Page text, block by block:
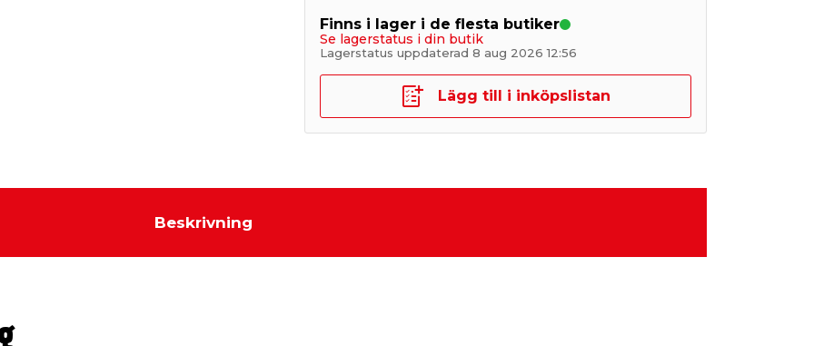
Finns i lager i de flesta butiker
Se lagerstatus i din butik
Lagerstatus uppdaterad 8 aug 2026 12:56
Lägg till i inköpslistan
Beskrivning